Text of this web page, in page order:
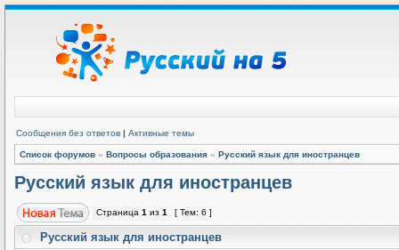
Сообщения без ответов | Активные темы
Список форумов » Вопросы образования » Русский язык для иностранцев
Русский язык для иностранцев
Страница 1 из 1 [ Тем: 6 ]
Русский язык для иностранцев